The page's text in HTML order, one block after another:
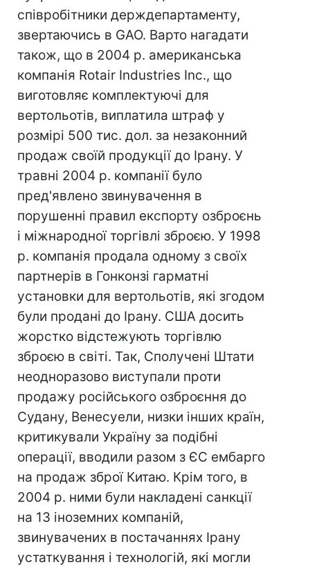
співробітники держдепартаменту,
звертаючись в GAO. Варто нагадати
також, що в 2004 р. американська
компанія Rotair Industries Inc., що
виготовляє комплектуючі для
вертольотів, виплатила штраф у
розмірі 500 тис. дол. за незаконний
продаж своїй продукції до Ірану. У
травні 2004 р. компанії було
пред'явлено звинувачення в
порушенні правил експорту озброєнь
і міжнародної торгівлі зброєю. У 1998
р. компанія продала одному з своїх
партнерів в Гонконзі гарматні
установки для вертольотів, які згодом
були продані до Ірану. США досить
жорстко відстежують торгівлю
зброєю в світі. Так, Сполучені Штати
неодноразово виступали проти
продажу російського озброєння до
Судану, Венесуели, низки інших країн,
критикували Україну за подібні
операції, вводили разом з ЄС ембарго
на продаж зброї Китаю. Крім того, в
2004 р. ними були накладені санкції
на 13 іноземних компаній,
звинувачених в постачаннях Ірану
устаткування і технологій, які могли